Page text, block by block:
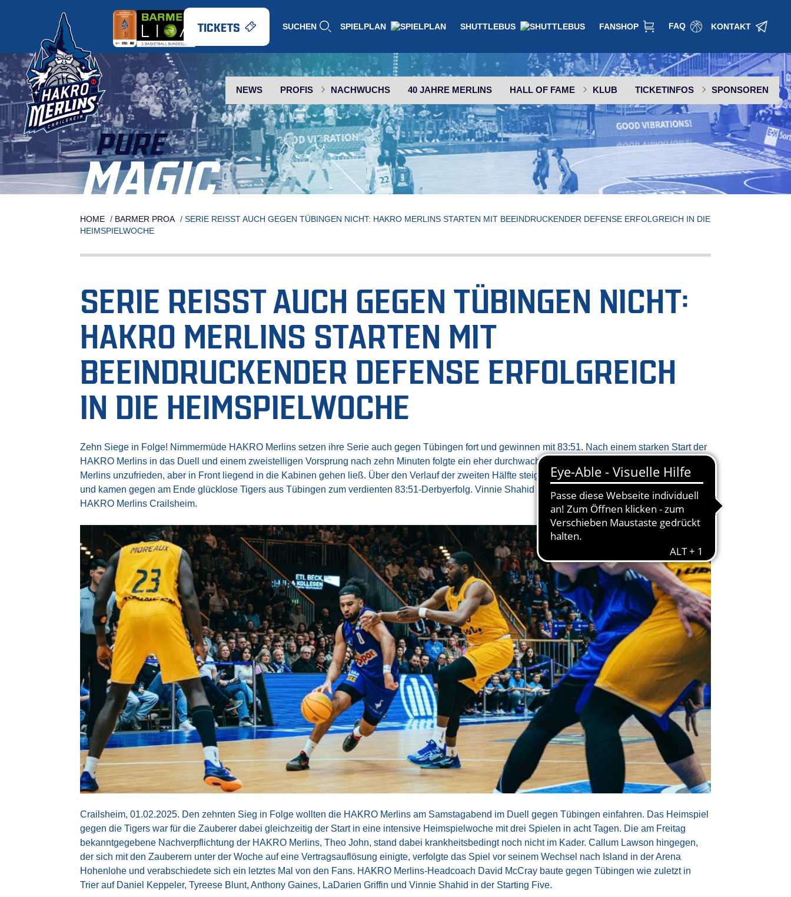
TICKETS SUCHEN SPIELPLAN SHUTTLEBUS FANSHOP FAQ KONTAKT
NEWS PROFIS NACHWUCHS 40 JAHRE MERLINS HALL OF FAME KLUB TICKETINFOS SPONSOREN
SPONSOR WERDEN
PURE
MAGIC
HOME / BARMER PROA / SERIE REISST AUCH GEGEN TÜBINGEN NICHT: HAKRO MERLINS STARTEN MIT BEEINDRUCKENDER DEFENSE ERFOLGREICH IN DIE H
EIMSPIELWOCHE
SERIE REISST AUCH GEGEN TÜBINGEN NICHT: H
AKRO MERLINS STARTEN MIT B
EEINDRUCKENDER DEFENSE ERFOLGREICH I
N DIE HEIMSPIELWOCHE
Zehn Siege in Folge! Nimmermüde HAKRO Merlins setzen ihre Serie auch gegen Tübingen fort und gewinnen mit 83:51. Nach einem starken Start der
HAKRO Merlins in das Duell und einem zweistelligen Vorsprung nach zehn Minuten folgte ein eher durchwachsenes zweites Viertel, das die HAKRO
Merlins unzufrieden, aber in Front liegend in die Kabinen gehen ließ. Über den Verlauf der zweiten Hälfte steigerten sich die Zauberer dann fortwährend
und kamen gegen am Ende glücklose Tigers aus Tübingen zum verdienten 83:51-Derbyerfolg. Vinnie Shahid wurde mit 17 Zählern zum Topscorer der
HAKRO Merlins Crailsheim.
Crailsheim, 01.02.2025. Den zehnten Sieg in Folge wollten die HAKRO Merlins am Samstagabend im Duell gegen Tübingen einfahren. Das Heimspiel
gegen die Tigers war für die Zauberer dabei gleichzeitig der Start in eine intensive Heimspielwoche mit drei Spielen in acht Tagen. Die am Freitag
bekanntgegebene Nachverpflichtung der HAKRO Merlins, Theo John, stand dabei krankheitsbedingt noch nicht im Kader. Callum Lawson hingegen,
der sich mit den Zauberern unter der Woche auf eine Vertragsauflösung einigte, verfolgte das Spiel vor seinem Wechsel nach Island in der Arena
Hohenlohe und verabschiedete sich ein letztes Mal von den Fans. HAKRO Merlins-Headcoach David McCray baute gegen Tübingen wie zuletzt in
Trier auf Daniel Keppeler, Tyreese Blunt, Anthony Gaines, LaDarien Griffin und Vinnie Shahid in der Starting Five.